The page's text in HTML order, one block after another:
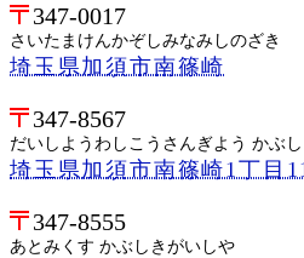
347-0017
さいたまけんかぞしみなみしのざき
埼玉県加須市南篠崎
347-8567
だいしようわしこうさんぎよう かぶ
埼玉県加須市南篠崎1丁目
347-8555
あとみくす かぶしきがいしや